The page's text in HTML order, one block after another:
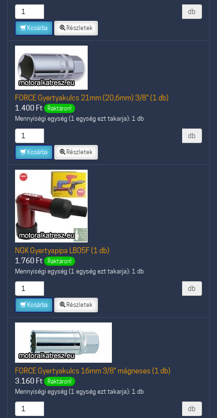
db
Kosárba Részletek
FORCE Gyertyakulcs 21mm (20,6mm) 3/8" (1 db)
1.400 Ft Raktáron!
Mennyiségi egység (1 egység ezt takarja): 1 db
db
Kosárba Részletek
NGK Gyertyapipa LB05F (1 db)
1.760 Ft Raktáron!
Mennyiségi egység (1 egység ezt takarja): 1 db
db
Kosárba Részletek
FORCE Gyertyakulcs 16mm 3/8" mágneses (1 db)
3.160 Ft Raktáron!
Mennyiségi egység (1 egység ezt takarja): 1 db
db